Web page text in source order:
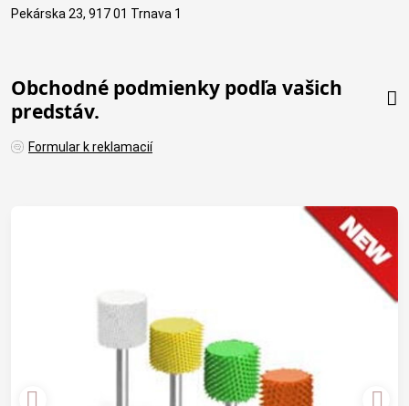
Pekárska 23, 917 01 Trnava 1
Obchodné podmienky podľa vašich
predstáv.
Formular k reklamacií